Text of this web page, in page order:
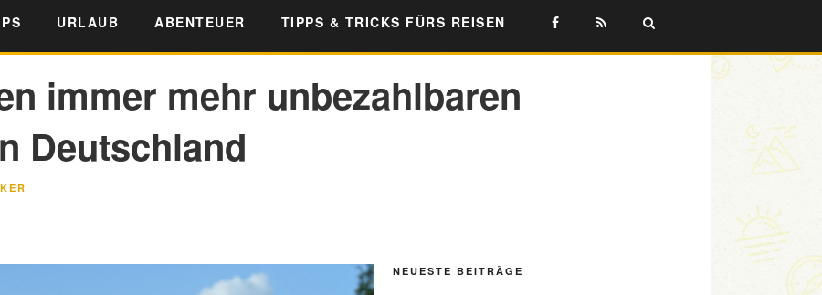
URLAUB ABENTEUER TIPPS & TRICKS FÜRS REISEN
immer mehr unbezahlbaren
Deutschland
NEUESTE BEITRÄGE